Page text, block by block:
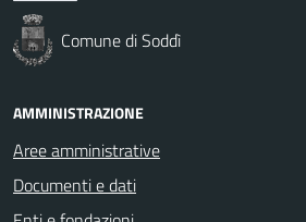
Comune di Soddì
AMMINISTRAZIONE
Aree amministrative
Documenti e dati